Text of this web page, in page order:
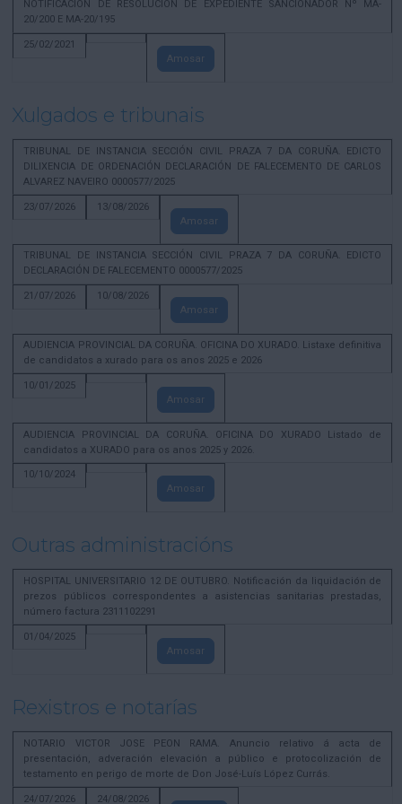
NOTIFICACION DE RESOLUCION DE EXPEDIENTE SANCIONADOR Nº MA-
20/200 E MA-20/195
25/02/2021
Amosar
Xulgados e tribunais
TRIBUNAL DE INSTANCIA SECCIÓN CIVIL PRAZA 7 DA CORUÑA. EDICTO
DILIXENCIA DE ORDENACIÓN DECLARACIÓN DE FALECEMENTO DE CARLOS
ALVAREZ NAVEIRO 0000577/2025
23/07/2026
13/08/2026
Amosar
TRIBUNAL DE INSTANCIA SECCIÓN CIVIL PRAZA 7 DA CORUÑA. EDICTO
DECLARACIÓN DE FALECEMENTO 0000577/2025
21/07/2026
10/08/2026
Amosar
AUDIENCIA PROVINCIAL DA CORUÑA. OFICINA DO XURADO. Listaxe definitiva
de candidatos a xurado para os anos 2025 e 2026
10/01/2025
Amosar
AUDIENCIA PROVINCIAL DA CORUÑA. OFICINA DO XURADO Listado de
candidatos a XURADO para os anos 2025 y 2026.
10/10/2024
Amosar
Outras administracións
HOSPITAL UNIVERSITARIO 12 DE OUTUBRO. Notificación da liquidación de
prezos públicos correspondentes a asistencias sanitarias prestadas,
número factura 2311102291
01/04/2025
Amosar
Rexistros e notarías
NOTARIO VICTOR JOSE PEON RAMA. Anuncio relativo á acta de
presentación, adveración elevación a público e protocolización de
testamento en perigo de morte de Don José-Luís López Currás.
24/07/2026
24/08/2026